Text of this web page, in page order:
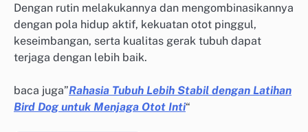
Dengan rutin melakukannya dan mengombinasikannya
dengan pola hidup aktif, kekuatan otot pinggul,
keseimbangan, serta kualitas gerak tubuh dapat
terjaga dengan lebih baik.
baca juga”Rahasia Tubuh Lebih Stabil dengan Latihan
Bird Dog untuk Menjaga Otot Inti“